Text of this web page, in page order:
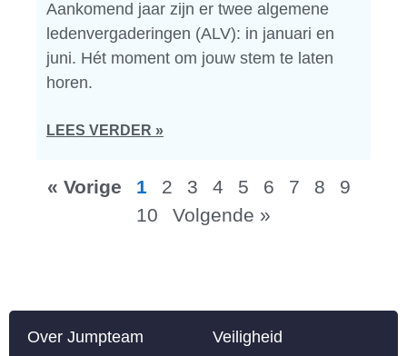
Aankomend jaar zijn er twee algemene
ledenvergaderingen (ALV): in januari en
juni. Hét moment om jouw stem te laten
horen.
LEES VERDER »
« Vorige 1 2 3 4 5 6 7 8
9
10
Volgende »
Over Jumpteam Veiligheid